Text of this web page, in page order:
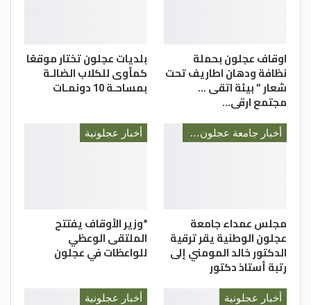
اوقاف عجلون بحملة
نظافة ودهان اطاريف تحت
شعار ” بيئة اتقى …
مجتمع ارقى…
بلديات عجلون تختار موقعًا
كمأوى للكلاب الضالـة
بمساحـة 10 دونمـات
أخبار جامعة عجلون الوطنية
مجلس عمداء جامعة
عجلون الوطنية يقر ترقية
الدكتور خالد المومني إلى
رتبة أستاذ دكتور
أخبار عجلونية
*وزير الأوقاف يفتتح
الملتقى الوعظي
للواعظات في عجلون
أخبار عجلونية أخبار عجلونية